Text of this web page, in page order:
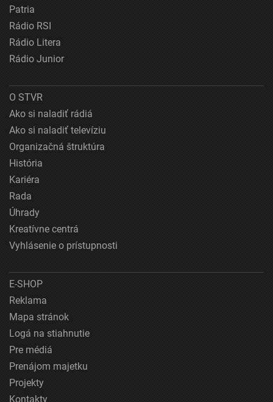
Patria
Rádio RSI
Rádio Litera
Rádio Junior
O STVR
Ako si naladiť rádiá
Ako si naladiť televíziu
Organizačná štruktúra
História
Kariéra
Rada
Úhrady
Kreatívne centrá
Vyhlásenie o prístupnosti
E-SHOP
Reklama
Mapa stránok
Logá na stiahnutie
Pre médiá
Prenájom majetku
Projekty
Kontakty